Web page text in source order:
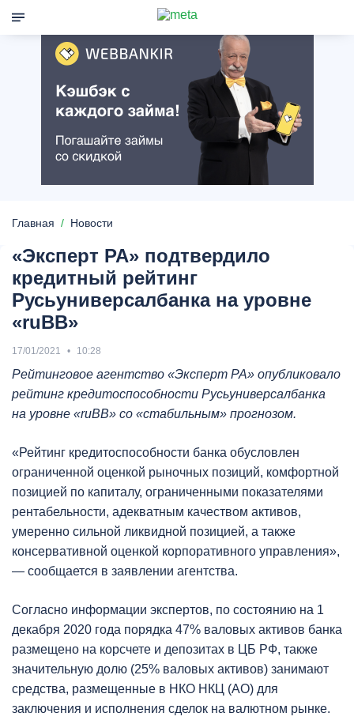
Главная Новости
«Эксперт РА» подтвердило
кредитный рейтинг
Русьуниверсалбанка на уровне
«ruBB»
17/01/2021 10:28
Рейтинговое агентство «Эксперт РА» опубликовало
рейтинг кредитоспособности Русьуниверсалбанка
на уровне «ruBB» со «стабильным» прогнозом.
«Рейтинг кредитоспособности банка обусловлен
ограниченной оценкой рыночных позиций, комфортной
позицией по капиталу, ограниченными показателями
рентабельности, адекватным качеством активов,
умеренно сильной ликвидной позицией, а также
консервативной оценкой корпоративного управления»,
— сообщается в заявлении агентства.
Согласно информации экспертов, по состоянию на 1
декабря 2020 года порядка 47% валовых активов банка
размещено на корсчете и депозитах в ЦБ РФ, также
значительную долю (25% валовых активов) занимают
средства, размещенные в НКО НКЦ (АО) для
заключения и исполнения сделок на валютном рынке.